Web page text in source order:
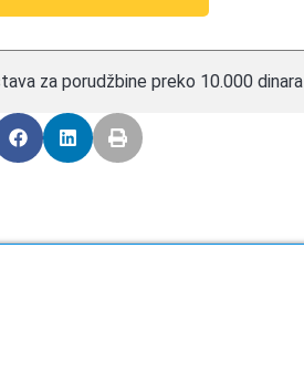
za porudžbine preko 10.000 dinara